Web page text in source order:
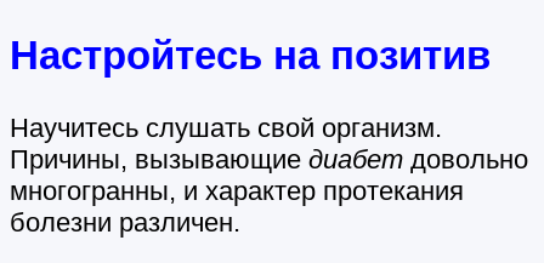
Настройтесь на позитив
Научитесь слушать свой организм.
Причины, вызывающие диабет довольно
многогранны, и характер протекания
болезни различен.